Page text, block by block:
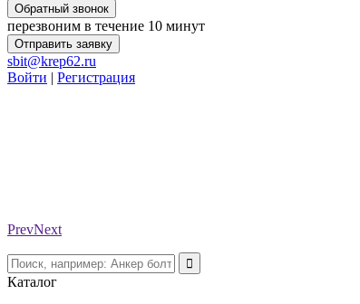
Обратный звонок
перезвоним в течение 10 минут
Отправить заявку
sbit@krep62.ru
Войти | Регистрация
PrevNext
Каталог